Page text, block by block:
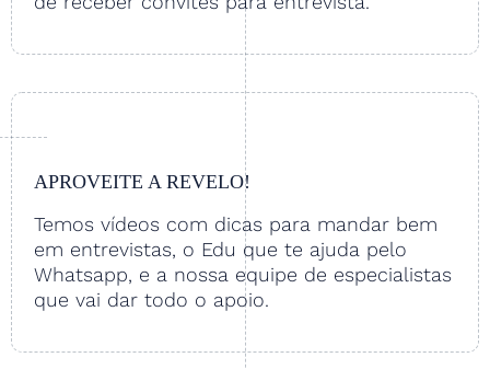
APROVEITE A REVELO!
Temos vídeos com dicas para mandar bem
em entrevistas, o Edu que te ajuda pelo
Whatsapp, e a nossa equipe de especialistas
que vai dar todo o apoio.